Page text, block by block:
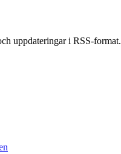
uppdateringar i RSS-format.